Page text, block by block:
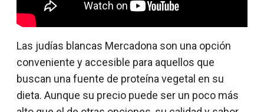
Las judías blancas Mercadona son una opción
conveniente y accesible para aquellos que
buscan una fuente de proteína vegetal en su
dieta. Aunque su precio puede ser un poco más